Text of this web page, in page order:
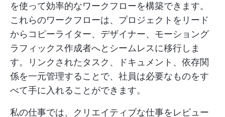
を使って効率的なワークフローを構築できます。
これらのワークフローは、プロジェクトをリード
からコピーライター、デザイナー、モーショング
ラフィックス作成者へとシームレスに移行しま
す。リンクされたタスク、ドキュメント、依存関
係を一元管理することで、社員は必要なものをす
べて手に入れることができます。
私の仕事では、クリエイティブな仕事をレビュー